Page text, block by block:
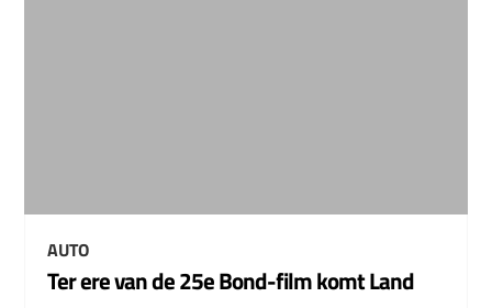
AUTO
Ter ere van de 25e Bond-film komt Land